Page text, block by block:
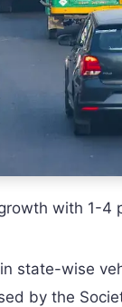
with 1-4
state-wise
by the